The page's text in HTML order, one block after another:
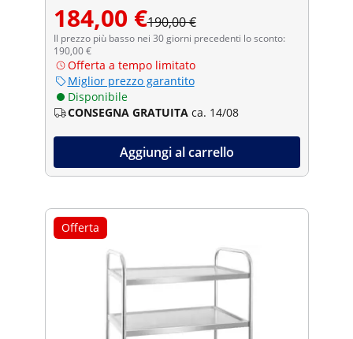
184,00 €190,00 €
Il prezzo più basso nei 30 giorni precedenti lo sconto:
190,00 €
Offerta a tempo limitato
Miglior prezzo garantito
Disponibile
CONSEGNA GRATUITA ca. 14/08
Aggiungi al carrello
Offerta